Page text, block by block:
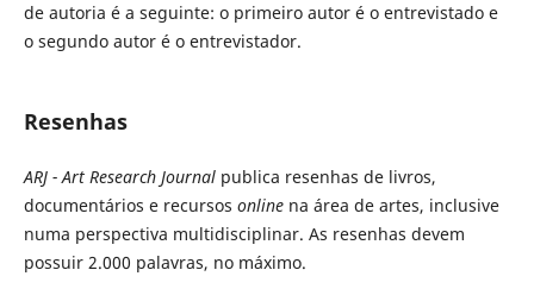
de autoria é a seguinte: o primeiro autor é o entrevistado e
o segundo autor é o entrevistador.
Resenhas
ARJ - Art Research Journalpublica resenhas de livros,
documentários e recursos onlinena área de artes, inclusive
numa perspectiva multidisciplinar. As resenhas devem
possuir 2.000 palavras, no máximo.